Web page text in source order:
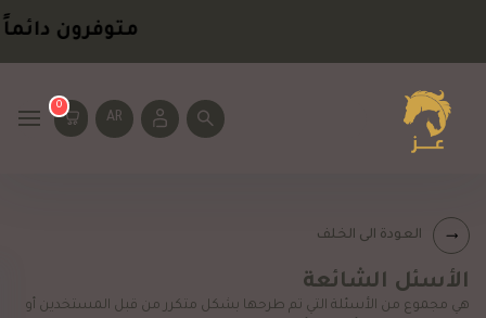
متوفرون دائماً
AR
0
العودة الى الخلف
الأسئل الشائعة
هي مجموع من الأسئلة التي تم طرحها بشكل متكرر من قبل المستخدين أو